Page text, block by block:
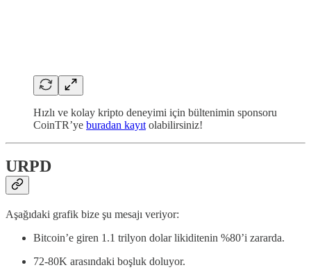
Hızlı ve kolay kripto deneyimi için bültenimin sponsoru
CoinTR’ye buradan kayıt olabilirsiniz!
URPD
Aşağıdaki grafik bize şu mesajı veriyor:
Bitcoin’e giren 1.1 trilyon dolar likiditenin %80’i zararda.
72-80K arasındaki boşluk doluyor.